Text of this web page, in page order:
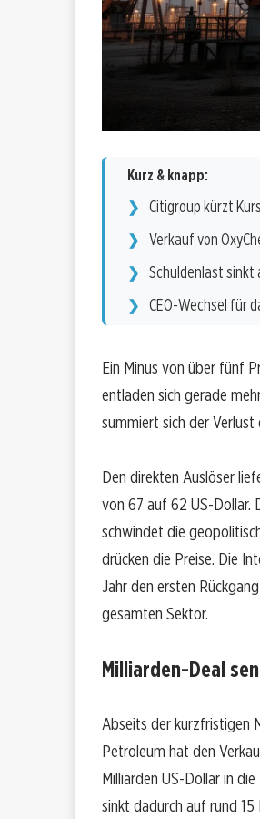
Kurz & knapp:
Citigroup kürzt
Verkauf von
Schuldenlast sinkt
CEO-Wechsel für
Ein Minus von über fünf
entladen sich gerade
summiert sich der
Den direkten Auslöser
von 67 auf 62 US-Dollar.
schwindet die
drücken die Preise. Die
Jahr den ersten
gesamten Sektor.
Milliarden-Deal
Abseits der kurzfristigen
Petroleum hat den
Milliarden US-Dollar in
sinkt dadurch auf rund 15